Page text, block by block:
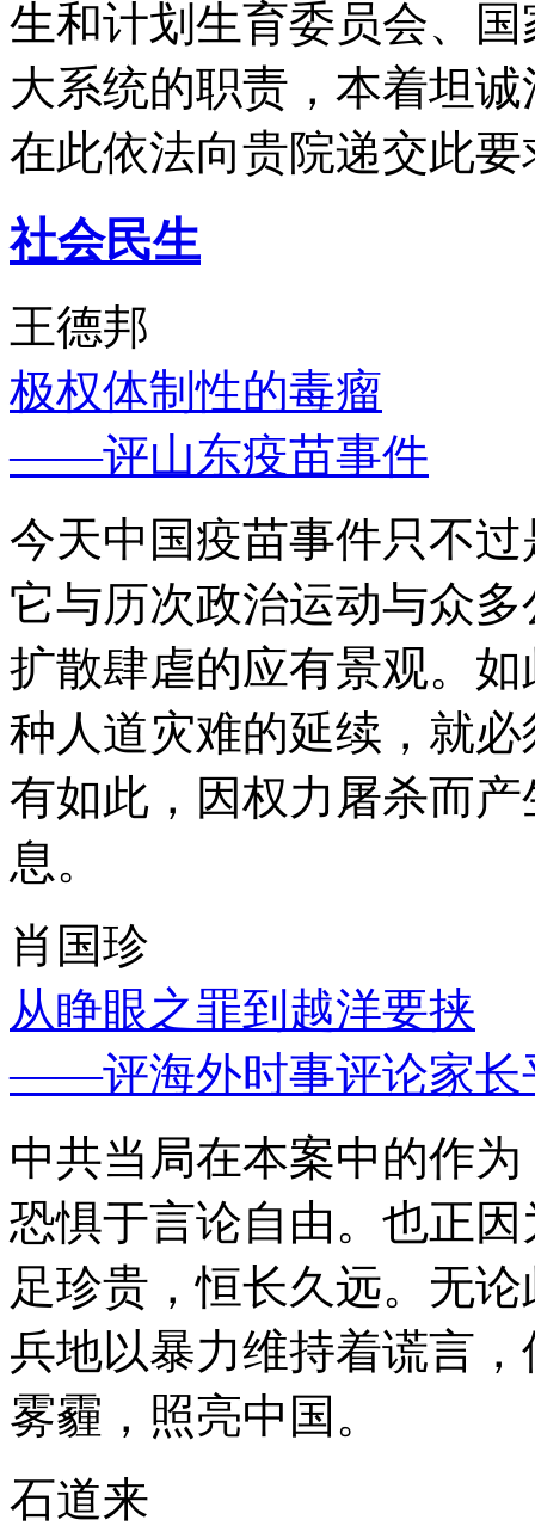
生和计划生育委员会、
大系统的职责，本着坦
在此依法向贵院递交此要
社会民生
王德邦
极权体制性的毒瘤
——评山东疫苗事件
今天中国疫苗事件只不
它与历次政治运动与众
扩散肆虐的应有景观。
种人道灾难的延续，就
有如此，因权力屠杀而
息。
肖国珍
从睁眼之罪到越洋要挟
——评海外时事评论家长
中共当局在本案中的作
恐惧于言论自由。也正
足珍贵，恒长久远。无
兵地以暴力维持着谎言
雾霾，照亮中国。
石道来